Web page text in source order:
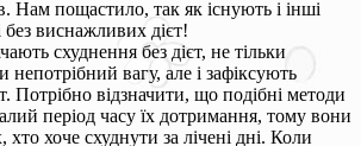
Нам пощастило, так як існують і інші
без виснажливих дієт!
схуднення без дієт, не тільки
вагу, але і зафіксують
Потрібно відзначити, що подібні методи
період часу їх дотримання, тому вони
хто хоче схуднути за лічені дні. Коли